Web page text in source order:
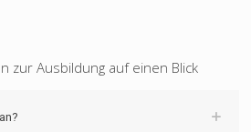
zur Ausbildung auf einen Blick